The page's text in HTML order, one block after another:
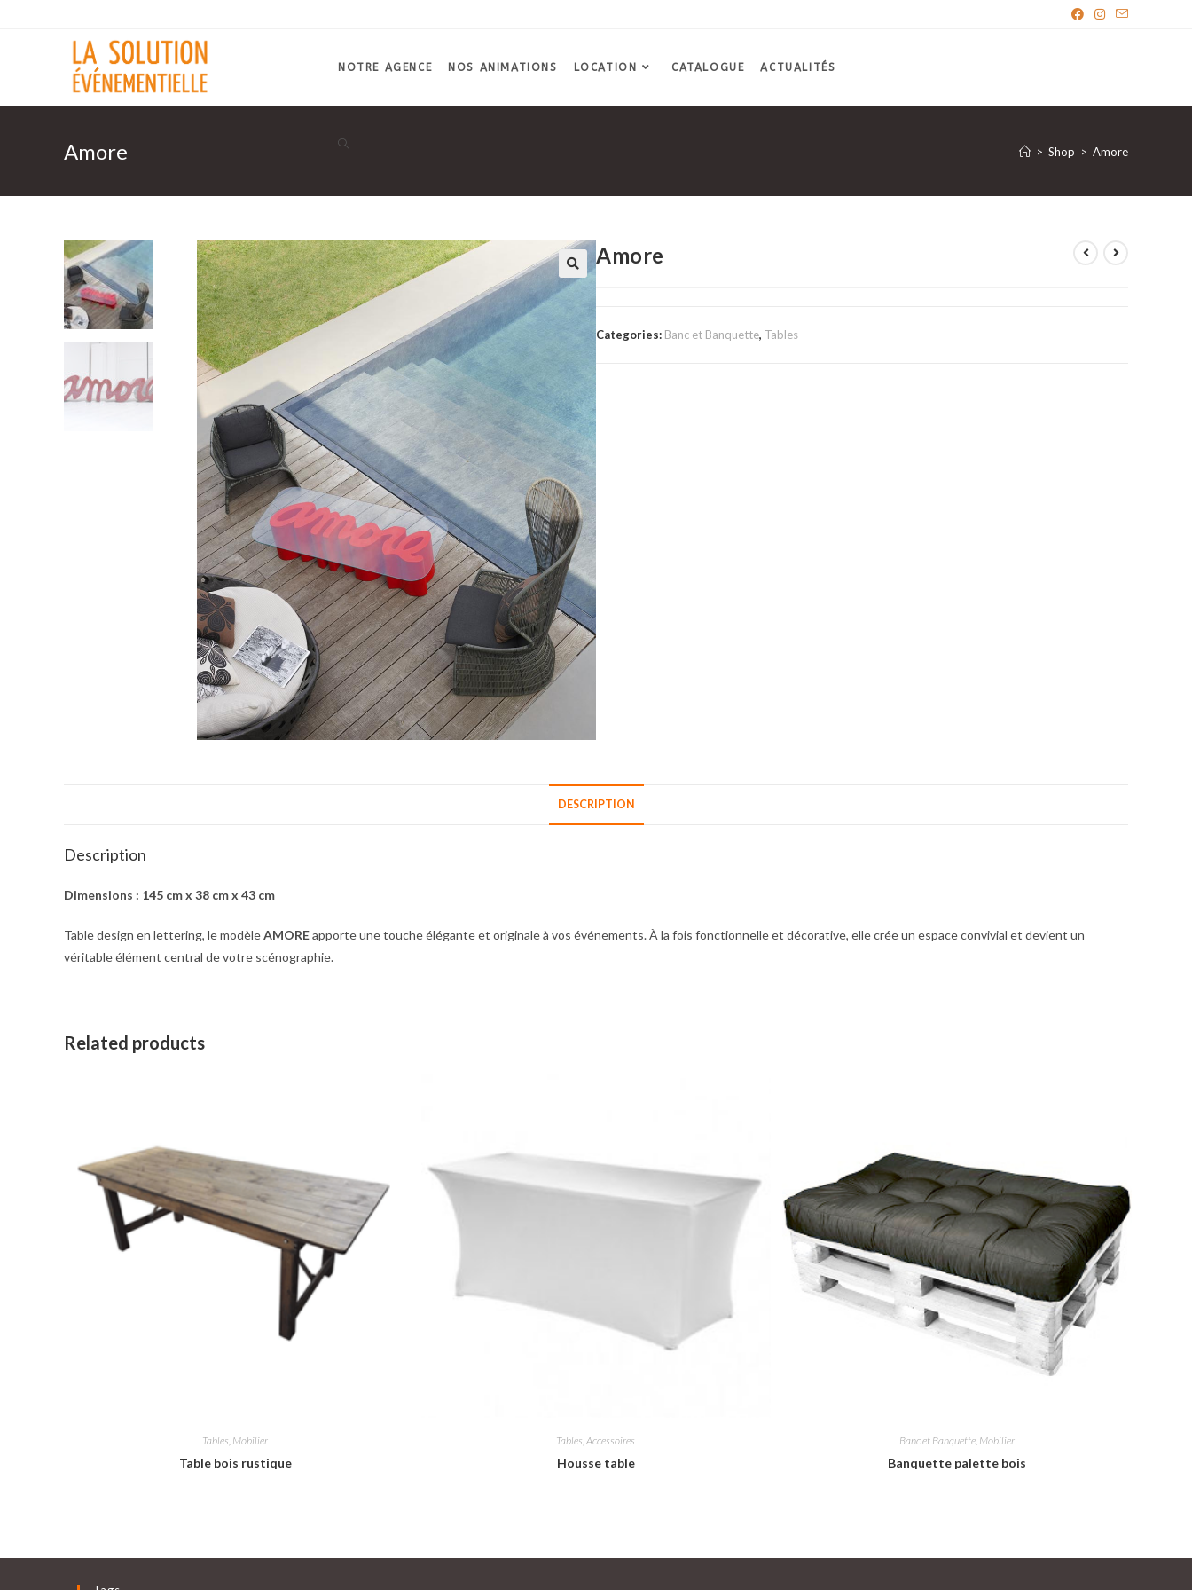
NOTRE AGENCE NOS ANIMATIONS LOCATION CATALOGUE ACTUALITÉS
Amore > Shop > Amore
Amore
Categories: Banc et Banquette, Tables
DESCRIPTION
Description
Dimensions : 145 cm x 38 cm x 43 cm
Table design en lettering, le modèleAMOREapporte une touche élégante et originale à vos événements. À la fois fonctionnelle et décorative, elle crée un espace convivial et devient un
véritable élément central de votre scénographie.
Related products
Tables Mobilier
Table bois rustique
Tables ,Accessoires
Housse table
Banc et Banquette, Mobilier
Banquette palette bois